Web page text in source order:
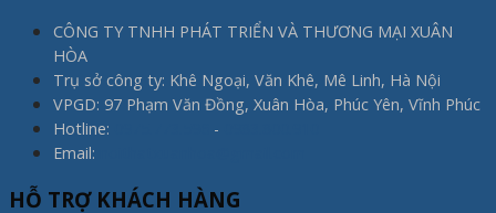
CÔNG TY TNHH PHÁT TRIỂN VÀ THƯƠNG MẠI XUÂN
HÒA
Trụ sở công ty: Khê Ngoại, Văn Khê, Mê Linh, Hà Nội
VPGD: 97 Phạm Văn Đồng, Xuân Hòa, Phúc Yên, Vĩnh Phúc
Hotline:
-
Email:
HỖ TRỢ KHÁCH HÀNG